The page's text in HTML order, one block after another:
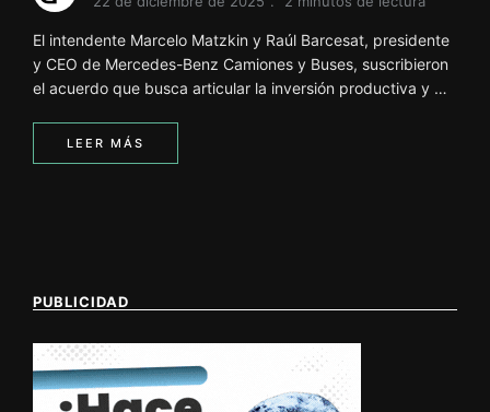
El intendente Marcelo Matzkin y Raúl Barcesat, presidente
y CEO de Mercedes-Benz Camiones y Buses, suscribieron
el acuerdo que busca articular la inversión productiva y …
LEER MÁS
PUBLICIDAD